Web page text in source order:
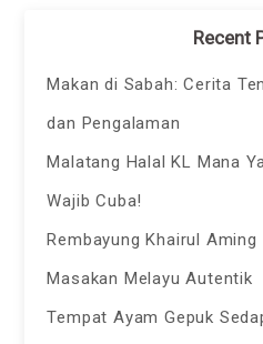
Recent
Makan di Sabah: Cerita
dan Pengalaman
Malatang Halal KL Mana
Wajib Cuba!
Rembayung Khairul
Masakan Melayu Autentik
Tempat Ayam Gepuk